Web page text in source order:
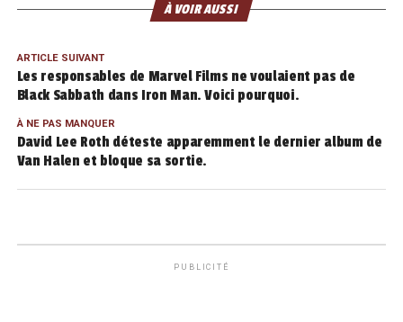
À VOIR AUSSI
ARTICLE SUIVANT
Les responsables de Marvel Films ne voulaient pas de
Black Sabbath dans Iron Man. Voici pourquoi.
À NE PAS MANQUER
David Lee Roth déteste apparemment le dernier album de
Van Halen et bloque sa sortie.
PUBLICITÉ